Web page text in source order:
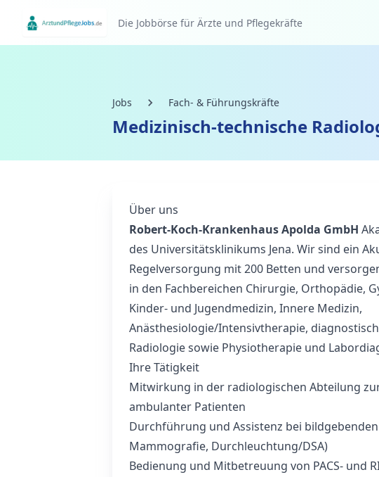
Die Jobbörse für Ärzte und Pflegekräfte
Jobs Fach- & Führungskräfte
Medizinisch-technische
Über uns
Robert-Koch-Krankenhaus Apolda GmbH
des Universitätsklinikums Jena. Wir sind ein
Regelversorgung mit 200 Betten und
in den Fachbereichen Chirurgie, Orthopädie,
Kinder- und Jugendmedizin, Innere Medizin,
Anästhesiologie/Intensivtherapie,
Radiologie sowie Physiotherapie und
Ihre Tätigkeit
Mitwirkung in der radiologischen Abteilung
ambulanter Patienten
Durchführung und Assistenz bei bildgebenden
Mammografie, Durchleuchtung/DSA)
Bedienung und Mitbetreuung von PACS- und